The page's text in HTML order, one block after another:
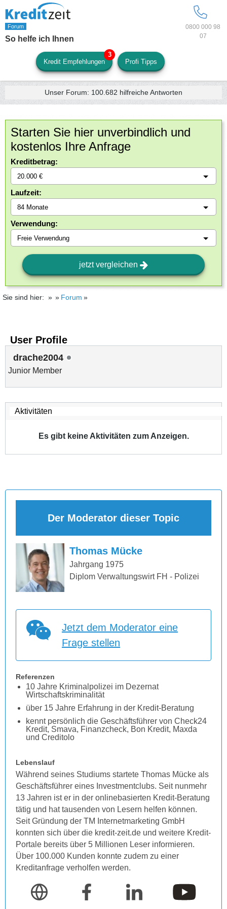
0800 000 98
07
So helfe ich Ihnen
Kredit Empfehlungen Profi Tipps
Unser Forum: 100.682 hilfreiche Antworten
Starten Sie hier unverbindlich und
kostenlos Ihre Anfrage
Kreditbetrag:
Laufzeit:
Verwendung:
jetzt vergleichen
Sie sind hier: Forum
User Profile
drache2004
Junior Member
Es gibt keine Aktivitäten zum Anzeigen.
Der Moderator dieser Topic
Thomas Mücke
Jahrgang 1975
Diplom Verwaltungswirt FH - Polizei
Jetzt dem Moderator eine
Frage stellen
Referenzen
10 Jahre Kriminalpolizei im Dezernat
Wirtschaftskriminalität
über 15 Jahre Erfahrung in der Kredit-Beratung
kennt persönlich die Geschäftsführer von Check24
Kredit, Smava, Finanzcheck, Bon Kredit, Maxda
und Creditolo
Lebenslauf
Während seines Studiums startete Thomas Mücke als
Geschäftsführer eines Investmentclubs. Seit nunmehr
13 Jahren ist er in der onlinebasierten Kredit-Beratung
tätig und hat tausenden von Lesern helfen können.
Seit Gründung der TM Internetmarketing GmbH
konnten sich über die kredit-zeit.de und weitere Kredit-
Portale bereits über 5 Millionen Leser informieren.
Über 100.000 Kunden konnte zudem zu einer
Kreditanfrage verholfen werden.